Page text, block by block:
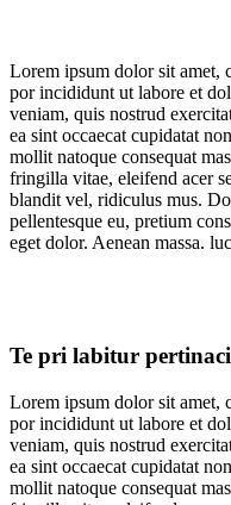
Lorem ipsum dolor sit amet,
por incididunt ut labore et
veniam, quis nostrud
ea sint occaecat cupidatat
mollit natoque consequat
fringilla vitae, eleifend acer
blandit vel, ridiculus mus.
pellentesque eu, pretium
eget dolor. Aenean massa.
Te pri labitur
Lorem ipsum dolor sit amet,
por incididunt ut labore et
veniam, quis nostrud
ea sint occaecat cupidatat
mollit natoque consequat